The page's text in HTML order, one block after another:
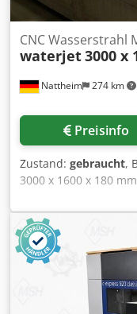
Nattheim 274 km
CNC Wasserstrahl
waterjet3000 x
Preisinfo
Zustand: gebraucht,
3000 x 1600 x 180
Modell E-60
Liter /min. Software
Schnittoptimierung